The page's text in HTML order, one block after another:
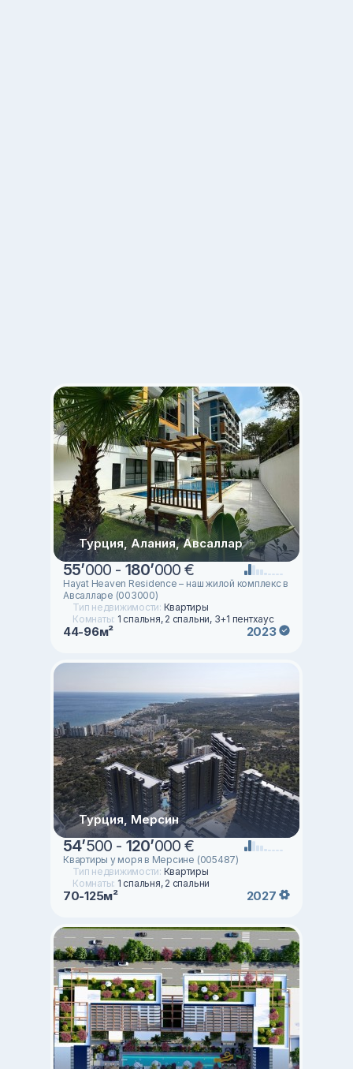
Турция, Алания, Авсаллар
55’000 - 180’000 €
Hayat Heaven Residence – наш жилой комплекс в
Авсалларе (003000)
Тип недвижимости: Квартиры
Комнаты: 1 спальня, 2 спальни, 3+1 пентхаус
44-96м² 2023
Турция, Мерсин
54’500 - 120’000 €
Квартиры у моря в Мерсине (005487)
Тип недвижимости: Квартиры
Комнаты: 1 спальня, 2 спальни
70-125м² 2027